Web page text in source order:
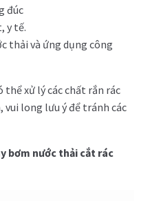
đúc
y tế.
thải và ứng dụng công
thể xử lý các chất rắn rác
long lưu ý để tránh các
bơm nước thải cắt rác